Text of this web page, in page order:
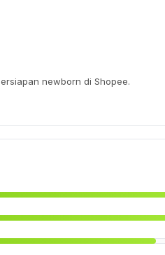
newborn di Shopee.